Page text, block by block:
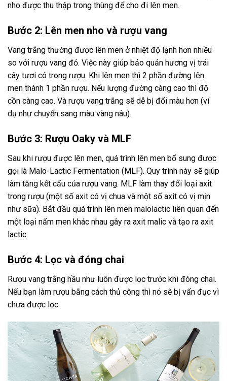
nho được thu thập trong thùng để cho đi lên men.
Bước 2: Lên men nho và rượu vang
Vang trắng thường được lên men ở nhiệt độ lạnh hơn nhiều
so với rượu vang đỏ. Việc này giúp bảo quản hương vị trái
cây tươi có trong rượu. Khi lên men thì 2 phần đường lên
men thành 1 phần rượu. Nếu lượng đường càng cao thì độ
cồn càng cao. Và rượu vang trắng sẽ dễ bị đổi màu hơn (ví
dụ như chuyển sang màu vàng nâu).
Bước 3: Rượu Oaky và MLF
Sau khi rượu được lên men, quá trình lên men bổ sung được
gọi là Malo-Lactic Fermentation (MLF). Quy trình này sẽ giúp
làm tăng kết cấu của rượu vang. MLF làm thay đổi loại axit
trong rượu (một số axit có vị chua và một số axit có vị mịn
như sữa). Bắt đầu quá trình lên men malolactic liên quan đến
một loại nấm men khác nhau gây ra axit malic và tạo ra axit
lactic.
Bước 4: Lọc và đóng chai
Rượu vang trắng hầu như luôn được lọc trước khi đóng chai.
Nếu bạn làm rượu bằng cách thủ công thì nó sẽ bị vẩn đục vì
chưa được lọc.